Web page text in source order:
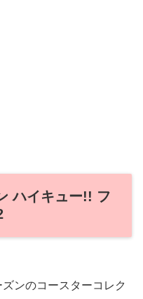
ハイキュー!! フ
ンのコースターコレク